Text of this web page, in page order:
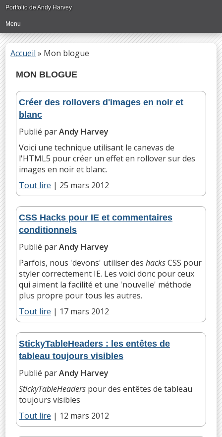
Passer
au
contenu
principal
Portfolio de Andy Harvey
Menu
Accueil » Mon blogue
MON BLOGUE
Créer des rollovers d'images en noir et
blanc
Publié parAndy Harvey
Voici une technique utilisant le canevas de
l'HTML5 pour créer un effet en rollover sur des
images en noir et blanc.
Tout lire | 25 mars 2012
CSS Hacks pour IE et commentaires
conditionnels
Publié parAndy Harvey
Parfois, nous 'devons' utiliser des hacksCSS pour
styler correctement IE. Les voici donc pour ceux
qui aiment la facilité et une 'nouvelle' méthode
plus propre pour tous les autres.
Tout lire | 17 mars 2012
StickyTableHeaders : les entêtes de
tableau toujours visibles
Publié parAndy Harvey
StickyTableHeaderspour des entêtes de tableau
toujours visibles
Tout lire | 12 mars 2012